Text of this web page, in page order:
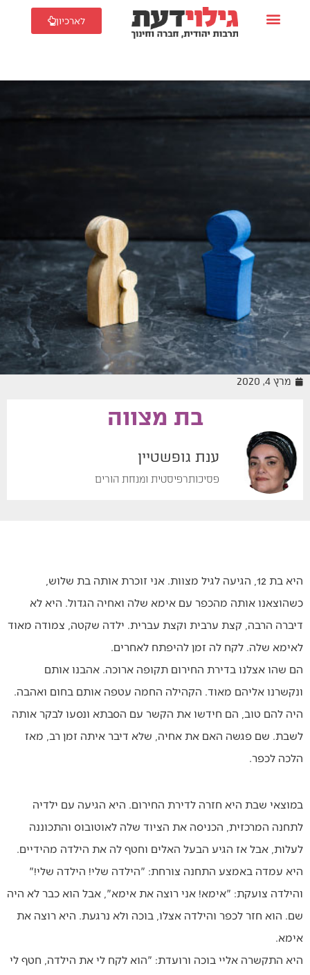
לארכיון
מרץ 4, 2020
בת מצווה
ענת גופשטיין
פסיכותרפיסטית ומנחת הורים
היא בת 12, הגיעה לגיל מצוות. אני זוכרת אותה בת שלוש,
כשהוצאנו אותה מהכפר עם אימא שלה ואחיה הגדול. היא לא
דיברה הרבה, קצת ערבית וקצת עברית. ילדה שקטה, צמודה מאוד
לאימא שלה. לקח לה זמן להיפתח לאחרים.
הם שהו אצלנו בדירת החירום תקופה ארוכה. אהבנו אותם
ונקשרנו אליהם מאוד. הקהילה החמה עטפה אותם בחום ואהבה.
היה להם טוב, הם חידשו את הקשר עם הסבתא ונסעו לבקר אותה
לשבת. שם פגשה האם את אחיה, שלא דיבר איתה זמן רב, מאז
הלכה לכפר.
במוצאי שבת היא חזרה לדירת החירום. היא הגיעה עם ילדיה
לתחנה המרכזית, הכניסה את הציוד שלה לאוטובוס והתכוננה
לעלות, אבל אז הגיע הבעל האלים וחטף לה את הילדה מהידיים.
היא עמדה באמצע התחנה צורחת: "הילדה שלי! הילדה שלי!"
והילדה צועקת: "אימא! אני רוצה את אימא", אבל הוא כבר לא היה
שם. הוא חזר לכפר והילדה אצלו, בוכה ולא נרגעת. היא רוצה את
אימא.
היא התקשרה אליי בוכה ורועדת: "הוא לקח לי את הילדה, חטף לי